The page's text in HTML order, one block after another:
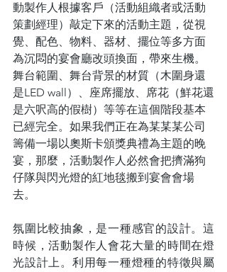
動製作人根據客戶（活動組織者或活動
策劃經理）敲定下來的活動主題，從視
覺、配色、物料、器材、擺位等多方面
為沉悶的宴會廳改頭換面，帶來生機。
舞台範圍、舞台背景的材質（木圍身還
是LED wall）、座席擺放、席花（鮮花還
是六呎高的假樹）等等在這個階段基本
已經完全。如果我們正在為某某某公司
籌備一場以奧斯卡頒獎典禮為主題的晚
宴，那麼，活動製作人必然會把擠滿狗
仔隊與閃光燈的紅地毯搬到宴會會場
去。
氛圍比較抽象，是一種感官的設計。這
時候，活動製作人會花大量的時間在燈
光設計上。利用每一種燈種的特徵與屬